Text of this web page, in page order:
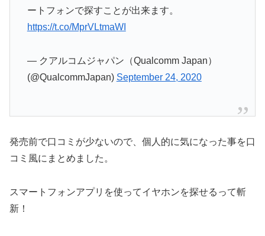
ートフォンで探すことが出来ます。
https://t.co/MprVLtmaWI
— クアルコムジャパン（Qualcomm Japan）
(@QualcommJapan) September 24, 2020
発売前で口コミが少ないので、個人的に気になった事を口
コミ風にまとめました。
スマートフォンアプリを使ってイヤホンを探せるって斬
新！